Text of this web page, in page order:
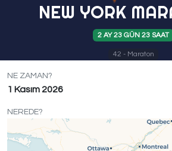
NEW YORK
2 AY 23 GÜN 23 SAAT
42 - Maraton
NE ZAMAN?
1 Kasım 2026
NEREDE?